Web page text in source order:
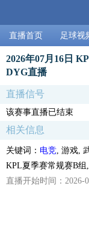
直播首页 足球视
2026年07月16日
DYG直播
直播信号
该赛事直播已结束
相关信息
关键词： 电竞 , 游戏,
KPL夏季赛常规赛B组
直播开始时间：2026-